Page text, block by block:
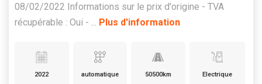
08/02/2022 Informations sur le prix d'origine - TVA
récupérable : Oui - ... Plus d'information
2022 automatique 50500km Electrique